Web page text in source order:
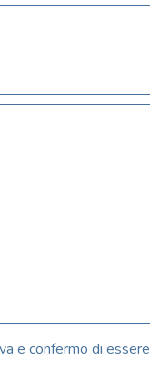
e confermo di